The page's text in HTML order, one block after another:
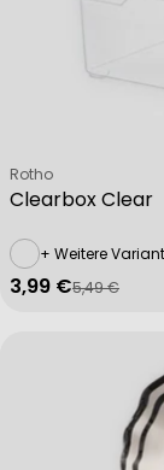
Clearbox Clear
Verkäufer:
Rotho
+ Weitere
Verkaufspreis
3,99 €
Regulärer Preis
5,49 €